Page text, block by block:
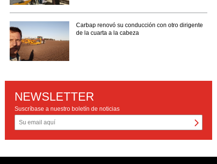
Carbap renovó su conducción con otro dirigente
de la cuarta a la cabeza
NEWSLETTER
Suscríbase a nuestro boletín de noticias